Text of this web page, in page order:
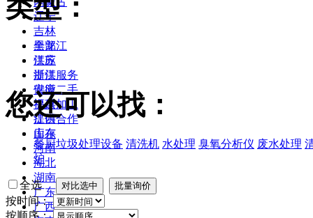
辽宁
吉林
黑龙江
江苏
浙江
安徽
福建
江西
山东
河南
湖北
湖南
广东
广西
类型：
全部
供应
提供服务
供应二手
提供加工
提供合作
库存
您还可以找：
餐厨垃圾处理设备 清洗机 水处理 臭氧分析仪 废水处理
炉
全选
按时间：
按顺序：